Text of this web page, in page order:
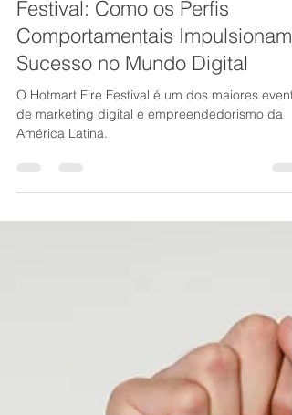
Renato Amorim
28 de ago. de 2025
2 min de leitura
networking
Desvendando o Hotmart Fire
Festival: Como os Perfis
Comportamentais Impulsionam
Sucesso no Mundo Digital
de marketing digital e empreendedorismo da